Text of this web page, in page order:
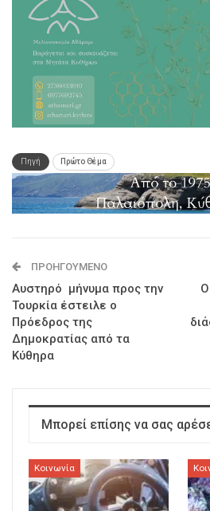
Πηγή Πρώτο Θέμα
ΠΡΟΗΓΟΎΜΕΝΟ
Αυστηρό μήνυμα προς την
Τουρκία έστειλε ο
Πρόεδρος της
Δημοκρατίας από τα
Κύθηρα
Μπορεί επίσης να σας
Κοινωνία